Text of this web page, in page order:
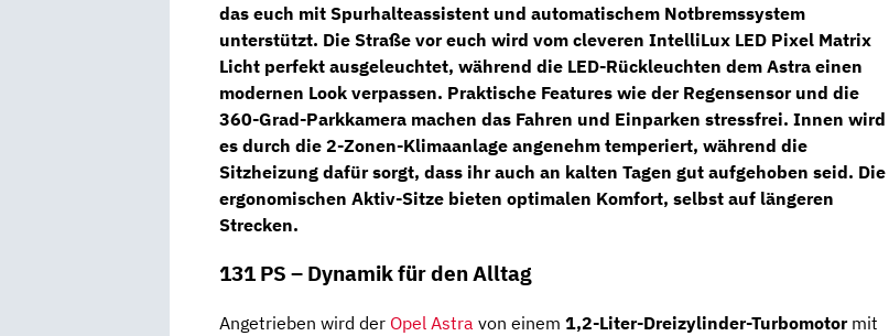
das euch mit Spurhalteassistent und automatischem Notbremssystem
unterstützt. Die Straße vor euch wird vom cleveren IntelliLux LED Pixel Matrix
Licht perfekt ausgeleuchtet, während die LED-Rückleuchten dem Astra einen
modernen Look verpassen. Praktische Features wie der Regensensorund die
360-Grad-Parkkamera machen das Fahren und Einparken stressfrei. Innen wird
es durch die 2-Zonen-Klimaanlage angenehm temperiert, während die
Sitzheizung dafür sorgt, dass ihr auch an kalten Tagen gut aufgehoben seid. Die
ergonomischen Aktiv-Sitze bieten optimalen Komfort, selbst auf längeren
Strecken.
131 PS – Dynamik für den Alltag
Angetrieben wird der Opel Astra von einem 1,2-Liter-Dreizylinder-Turbomotormit